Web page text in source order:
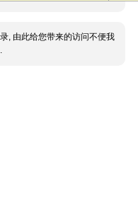
, 由此给您带来的访问不便我